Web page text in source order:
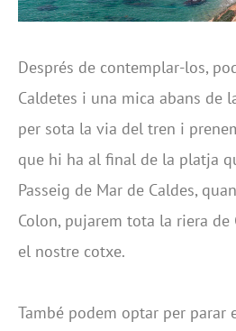
Després de contemplar-los,
Caldetes i una mica abans de
per sota la via del tren i
que hi ha al final de la platja
Passeig de Mar de Caldes,
Colon, pujarem tota la riera de
el nostre cotxe.
També podem optar per parar